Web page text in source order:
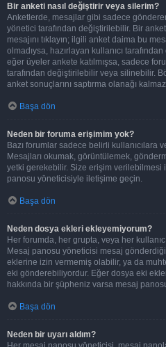
Bir anketi nasıl değiştirir veya silerim?
Anketlerde, mesajlar gibi sadece
yönetici tarafından değiştirilebilir. Bir
mesajını tıklayın; ilgili anket daima bu
olmadıysa, hazırlayan kullanıcı
eğer üyeler ankete katılmışsa, sadece
tarafından değiştirilebilir veya silinebilir.
anket sonuçlarını saptırma olanağı
Başa dön
Neden bir foruma erişimim yok?
Bazı forumlar sadece belirli kullanıcılara
Mesajları okumak, görüntülemek,
yetki gerekebilir. Size erişim verilebilmesi
panosu yöneticisiyle iletişime geçin.
Başa dön
Neden dosya ekleri ekleyemiyorum?
Her forumda, her grupta, veya her
Mesaj panosu yöneticisi mesaj
eklerine izin vermemiş olabilir, ya da
eki gönderebiliyordur. Eğer dosya eki
hakkında bir şüpheniz varsa mesaj
Başa dön
Neden bir uyarı aldım?